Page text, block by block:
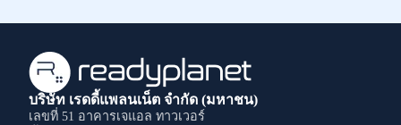
บริษัท เรดดี้แพลนเน็ต จำกัด (มหาชน)
เลขที่ 51 อาคารเจแอล ทาวเวอร์